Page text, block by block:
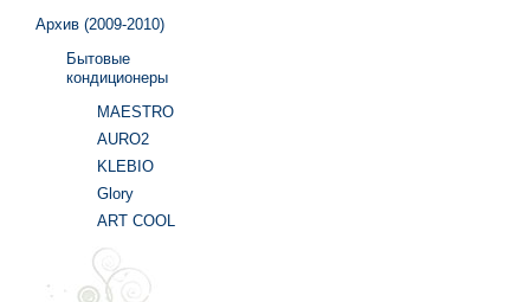
Архив (2009-2010)
Бытовые
кондиционеры
MAESTRO
AURO2
KLEBIO
Glory
ART COOL